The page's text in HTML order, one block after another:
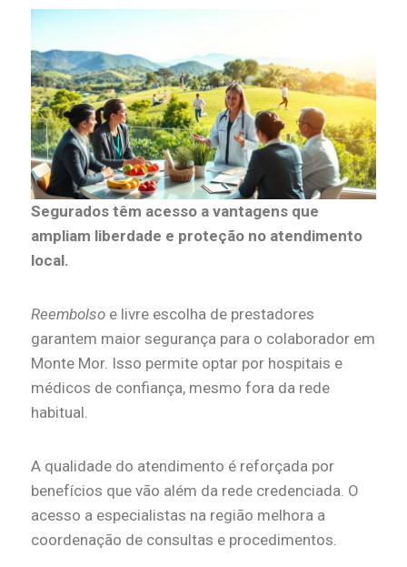
Segurados têm acesso a vantagens que
ampliam liberdade e proteção no atendimento
local.
Reembolso e livre escolha de prestadores
garantem maior segurança para o colaborador em
Monte Mor. Isso permite optar por hospitais e
médicos de confiança, mesmo fora da rede
habitual.
A qualidade do atendimento é reforçada por
benefícios que vão além da rede credenciada. O
acesso a especialistas na região melhora a
coordenação de consultas e procedimentos.